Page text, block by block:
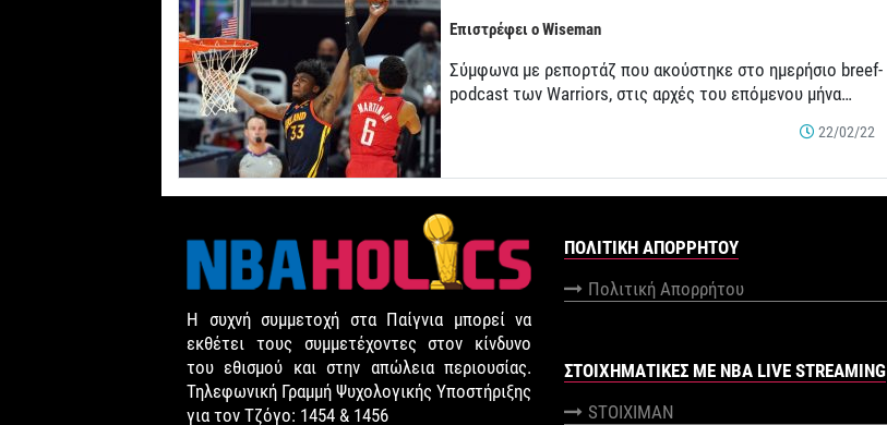
Επιστρέφει ο Wiseman
Σύμφωνα με ρεπορτάζ που ακούστηκε στο ημερήσιο breef-
podcast των Warriors, στις αρχές του επόμενου μήνα…
22/02/22
Η συχνή συμμετοχή στα Παίγνια μπορεί να
εκθέτει τους συμμετέχοντες στον κίνδυνο
του εθισμού και στην απώλεια περιουσίας.
Τηλεφωνική Γραμμή Ψυχολογικής Υποστήριξης
για τον Τζόγο: 1454 & 1456
ΠΟΛΙΤΙΚΉ ΑΠΟΡΡΉΤΟΥ
Πολιτική Απορρήτου
ΣΤΟΙΧΗΜΑΤΙΚΕΣ ΜΕ NBA LIVE STREAMING
STOIXIMAN